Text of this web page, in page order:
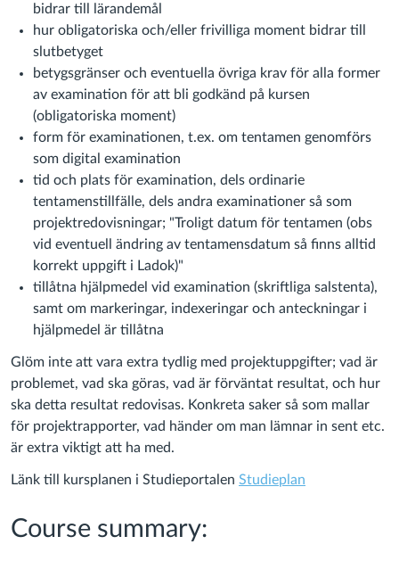
bidrar till lärandemål
hur obligatoriska och/eller frivilliga moment bidrar till
slutbetyget
betygsgränser och eventuella övriga krav för alla former
av examination för att bli godkänd på kursen
(obligatoriska moment)
form för examinationen, t.ex. om tentamen genomförs
som digital examination
tid och plats för examination, dels ordinarie
tentamenstillfälle, dels andra examinationer så som
projektredovisningar; "Troligt datum för tentamen (obs
vid eventuell ändring av tentamensdatum så finns alltid
korrekt uppgift i Ladok)"
tillåtna hjälpmedel vid examination (skriftliga salstenta),
samt om markeringar, indexeringar och anteckningar i
hjälpmedel är tillåtna
Glöm inte att vara extra tydlig med projektuppgifter; vad är
problemet, vad ska göras, vad är förväntat resultat, och hur
ska detta resultat redovisas. Konkreta saker så som mallar
för projektrapporter, vad händer om man lämnar in sent etc.
är extra viktigt att ha med.
Länk till kursplanen i Studieportalen Studieplan
Course summary: